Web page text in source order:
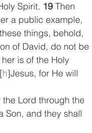
Spirit. 19 Then
a public example,
things, behold,
of David, do not be
is of the Holy
h]Jesus, for He will
Lord through the
Son, and they shall